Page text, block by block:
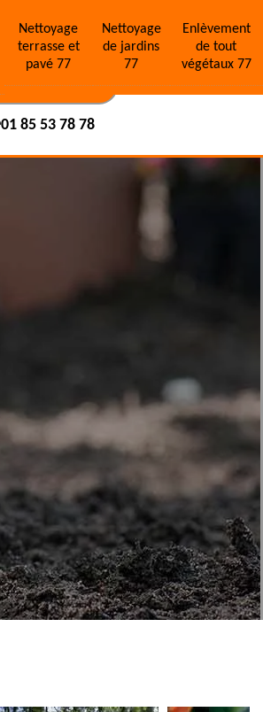
Nettoyage
terrasse et
pavé 77
Nettoyage
de jardins
77
Enlèvement
de tout
végétaux 77
NOUS CONTACTER
01 85 53 78 78